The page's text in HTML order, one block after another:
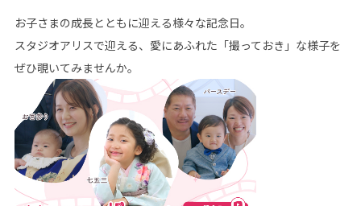
お子さまの成長とともに迎える様々な記念日。
スタジオアリスで迎える、愛にあふれた「撮っておき」な様子を
ぜひ覗いてみませんか。